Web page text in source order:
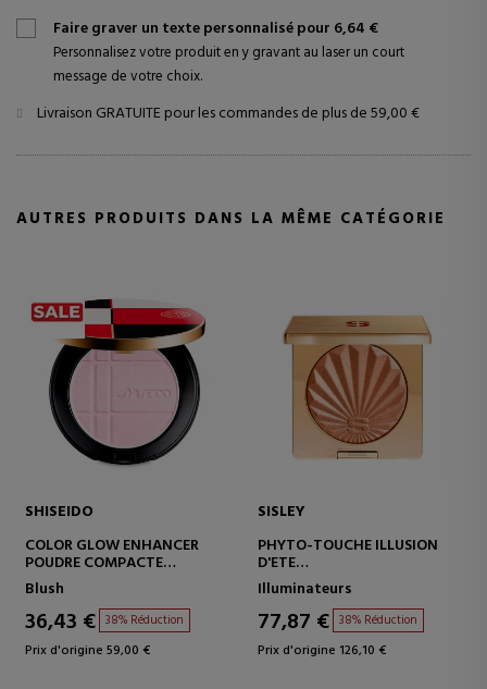
Faire graver un texte personnalisé pour 6,64 €
Personnalisez votre produit en y gravant au laser un court
message de votre choix.
Livraison GRATUITE pour les commandes de plus de 59,00 €
AUTRES PRODUITS DANS LA MÊME CATÉGORIE
SHISEIDO
COLOR GLOW ENHANCER
POUDRE COMPACTE
MULTIFONCTIONNELLE
Blush
36,43 € 38% Réduction
Prix d'origine 59,00 €
SISLEY
PHYTO-TOUCHE ILLUSION
D'ETE
POUDRE BRONZANTE
Illuminateurs
77,87 € 38% Réduction
Prix d'origine 126,10 €